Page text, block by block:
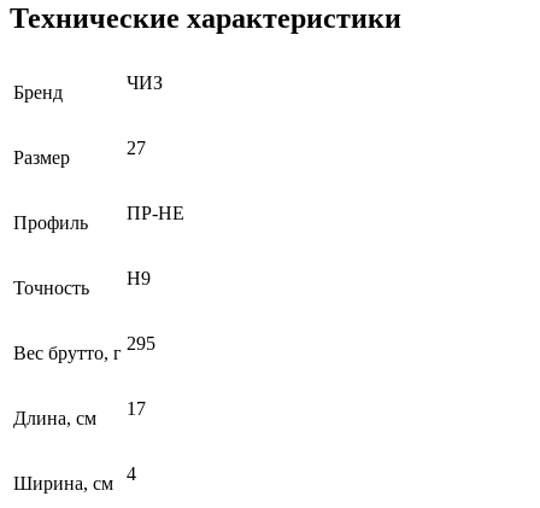
Технические характеристики
Бренд ЧИЗ
Размер 27
Профиль ПР-НЕ
Точность H9
Вес брутто, г 295
Длина, см 17
Ширина, см 4